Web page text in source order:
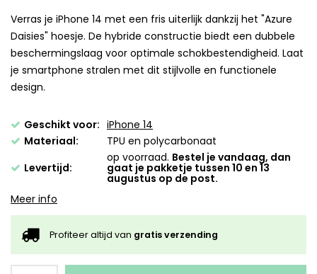
Verras je iPhone 14 met een fris uiterlijk dankzij het "Azure
Daisies" hoesje. De hybride constructie biedt een dubbele
beschermingslaag voor optimale schokbestendigheid. Laat
je smartphone stralen met dit stijlvolle en functionele
design.
Geschikt voor: iPhone 14
Materiaal:
TPU en polycarbonaat
Levertijd:
op voorraad. Bestel je vandaag, dan
gaat je pakketje tussen 10 en 13
augustus op de post.
Meer info
Profiteer altijd van gratis verzending